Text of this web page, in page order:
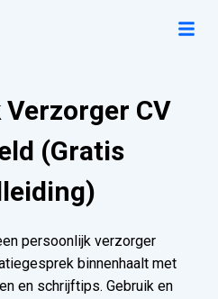
CV
(Gratis
persoonlijk verzorger
binnenhaalt met
en schrijftips. Gebruik en